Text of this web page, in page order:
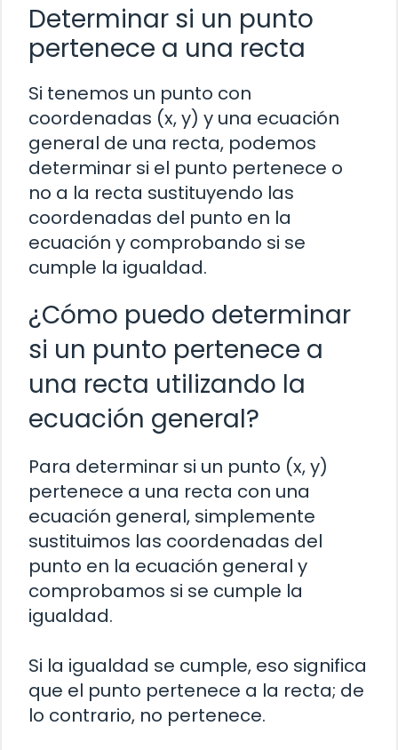
Determinar si un punto
pertenece a una recta
Si tenemos un punto con
coordenadas (x, y) y una ecuación
general de una recta, podemos
determinar si el punto pertenece o
no a la recta sustituyendo las
coordenadas del punto en la
ecuación y comprobando si se
cumple la igualdad.
¿Cómo puedo determinar
si un punto pertenece a
una recta utilizando la
ecuación general?
Para determinar si un punto (x, y)
pertenece a una recta con una
ecuación general, simplemente
sustituimos las coordenadas del
punto en la ecuación general y
comprobamos si se cumple la
igualdad.
Si la igualdad se cumple, eso significa
que el punto pertenece a la recta; de
lo contrario, no pertenece.